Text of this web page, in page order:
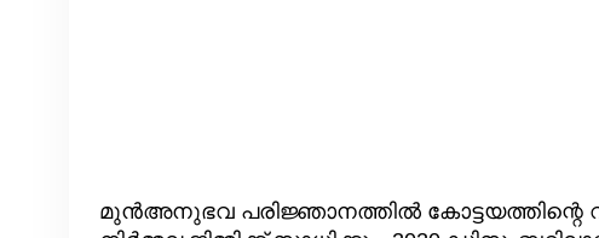
മുൻഅനുഭവ പരിജ്ഞാനത്തിൽ